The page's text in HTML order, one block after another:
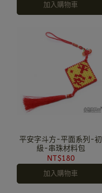
加入購物車
平安字斗方-平面系列-初
級-串珠材料包
NT$180
加入購物車